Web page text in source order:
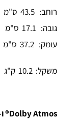
רוחב: 43.5 ס"מ
גובה: 17.1 ס"מ
עומק: 37.2 ס"מ
משקל: 10.2 ק"ג